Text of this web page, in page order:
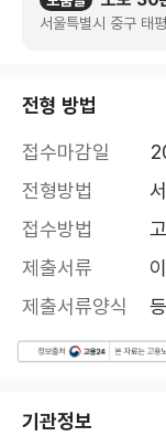
서울특별시 중구 태
전형 방법
접수마감일
전형방법
접수방법
제출서류
제출서류양식
기관정보